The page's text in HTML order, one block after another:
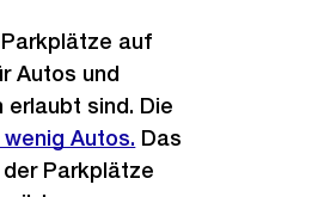
auf
Autos und
erlaubt sind. Die
Autos. Das
Parkplätze